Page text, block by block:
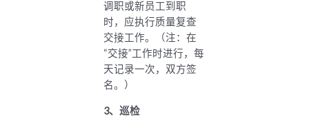
调职或新员工到职
时，应执行质量复查
交接工作。（注：在
“交接”工作时进行，每
天记录一次，双方签
名。）
3、 巡检